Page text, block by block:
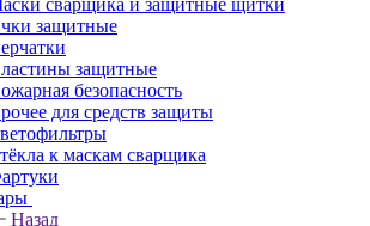
сварщика и защитные щитки
защитные
защитные
безопасность
для средств защиты
к маскам сварщика
Назад